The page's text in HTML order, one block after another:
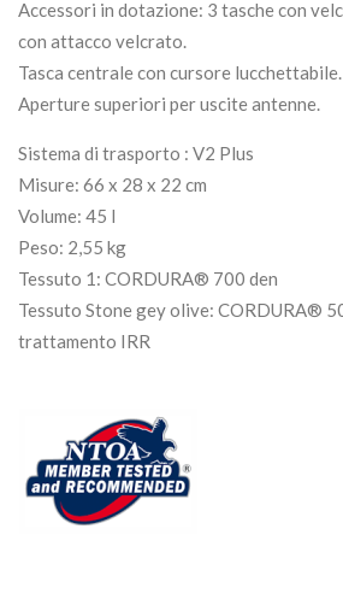
Accessori in dotazione: 3 tasche con
con attacco velcrato.
Tasca centrale con cursore lucchettabile.
Aperture superiori per uscite antenne.
Sistema di trasporto : V2 Plus
Misure: 66 x 28 x 22 cm
Volume: 45 l
Peso: 2,55 kg
Tessuto 1: CORDURA® 700 den
Tessuto Stone gey olive: CORDURA®
trattamento IRR